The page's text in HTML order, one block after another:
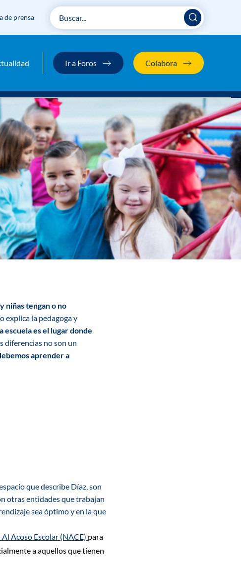
Ir a Foros Colabora
de prensa
niñastengan o no
explica la pedagoga y
a escuela es el lugar donde
diferencias no son un
aprender a
que describe Díaz, son
otras entidades que trabajan
sea óptimo y en la que
Acoso Escolar (NACE) para
a aquellos que tienen